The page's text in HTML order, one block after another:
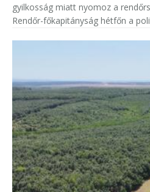
gyilkosság miatt nyomoz a
Rendőr-főkapitányság hétfőn a